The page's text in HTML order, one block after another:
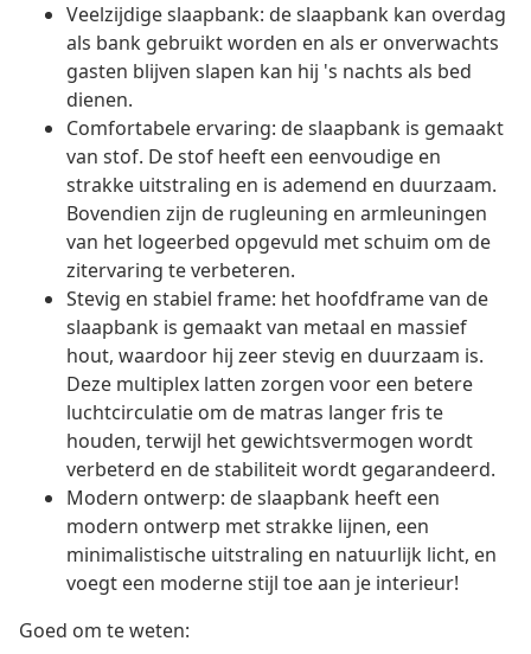
Veelzijdige slaapbank: de slaapbank kan overdag
als bank gebruikt worden en als er onverwachts
gasten blijven slapen kan hij 's nachts als bed
dienen.
Comfortabele ervaring: de slaapbank is gemaakt
van stof. De stof heeft een eenvoudige en
strakke uitstraling en is ademend en duurzaam.
Bovendien zijn de rugleuning en armleuningen
van het logeerbed opgevuld met schuim om de
zitervaring te verbeteren.
Stevig en stabiel frame: het hoofdframe van de
slaapbank is gemaakt van metaal en massief
hout, waardoor hij zeer stevig en duurzaam is.
Deze multiplex latten zorgen voor een betere
luchtcirculatie om de matras langer fris te
houden, terwijl het gewichtsvermogen wordt
verbeterd en de stabiliteit wordt gegarandeerd.
Modern ontwerp: de slaapbank heeft een
modern ontwerp met strakke lijnen, een
minimalistische uitstraling en natuurlijk licht, en
voegt een moderne stijl toe aan je interieur!
Goed om te weten: